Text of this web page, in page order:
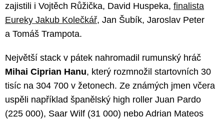
zajistili i Vojtěch Růžička, David Huspeka, finalista
Eureky Jakub Kolečkář, Jan Šubík, Jaroslav Peter
a Tomáš Trampota.
Největší stack v pátek nahromadil rumunský hráč
Mihai Ciprian Hanu, který rozmnožil startovních 30
tisíc na 304 700 v žetonech. Ze známých jmen včera
uspěli například španělský high roller Juan Pardo
(225 000), Saar Wilf (31 000) nebo Adrian Mateos